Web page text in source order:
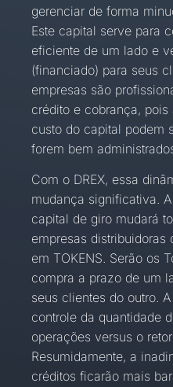
gerenciar de forma
Este capital serve para
eficiente de um lado e
(financiado) para seus
empresas são
crédito e cobrança,
custo do capital podem
forem bem
Com o DREX, essa
mudança significativa.
capital de giro mudará
empresas
em TOKENS. Serão os
compra a prazo de um
seus clientes do outro.
controle da quantidade
operações versus o
Resumidamente, a
créditos ficarão mais